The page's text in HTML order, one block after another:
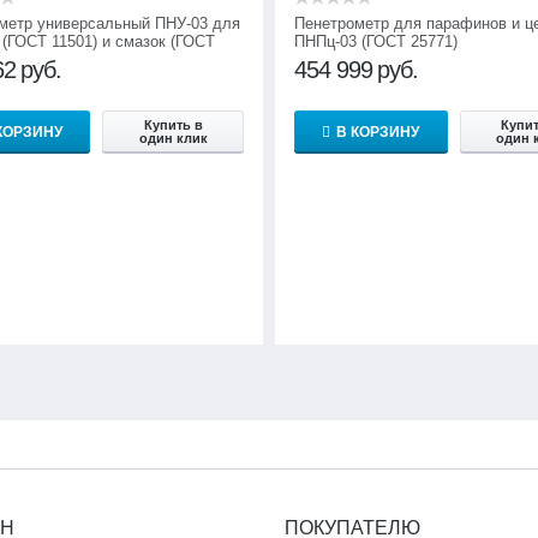
универсальный ПНУ-03 для
11501) и смазок (ГОСТ
руб.
Купить в
один клик
Пенетрометр для парафинов и
ПНПц-03 (ГОСТ 25771)
454 999 руб.
В КОРЗИНУ
один
ПОКУПАТЕЛЮ